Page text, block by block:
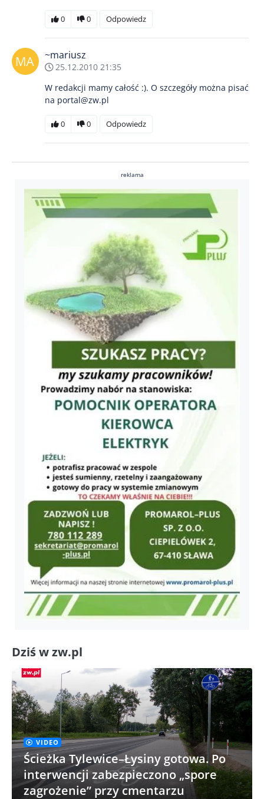
0 0 Odpowiedz
~mariusz
25.12.2010 21:35
W redakcji mamy całość :). O szczegóły można pisać
na portal@zw.pl
0 0 Odpowiedz
reklama
Dziś w zw.pl
VIDEO
Ścieżka Tylewice–Łysiny gotowa. Po
interwencji zabezpieczono „spore
zagrożenie” przy cmentarzu